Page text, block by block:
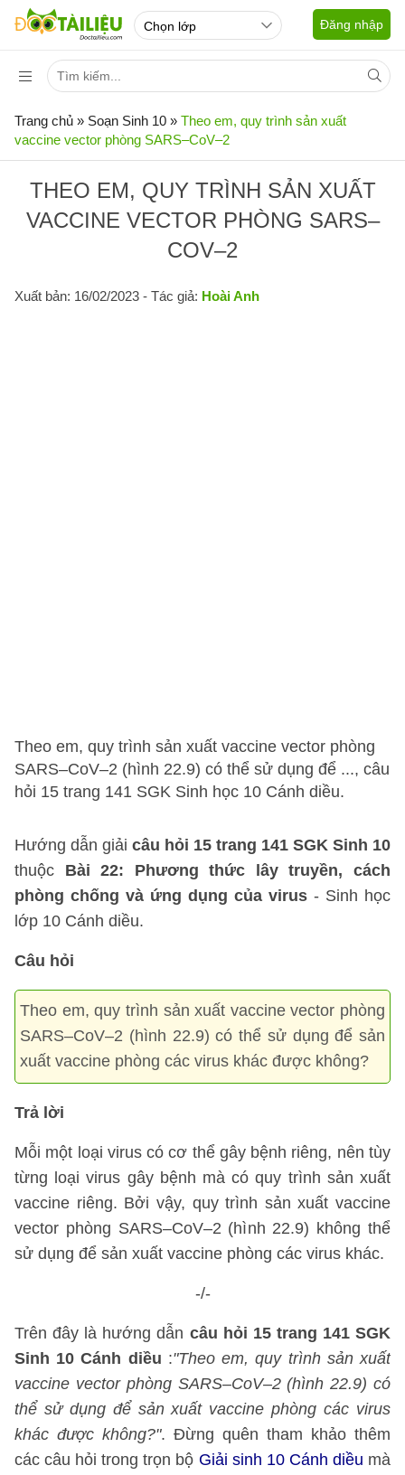
Đăng nhập
Trang chủ » Soạn Sinh 10 » Theo em, quy trình sản xuất
vaccine vector phòng SARS–CoV–2
THEO EM, QUY TRÌNH SẢN XUẤT
VACCINE VECTOR PHÒNG SARS–
COV–2
Xuất bản: 16/02/2023 - Tác giả: Hoài Anh
Theo em, quy trình sản xuất vaccine vector phòng
SARS–CoV–2 (hình 22.9) có thể sử dụng để ..., câu
hỏi 15 trang 141 SGK Sinh học 10 Cánh diều.
Hướng dẫn giải câu hỏi 15 trang 141 SGK Sinh 10
thuộc Bài 22: Phương thức lây truyền, cách
phòng chống và ứng dụng của virus - Sinh học
lớp 10 Cánh diều.
Câu hỏi
Theo em, quy trình sản xuất vaccine vector phòng
SARS–CoV–2 (hình 22.9) có thể sử dụng để sản
xuất vaccine phòng các virus khác được không?
Trả lời
Mỗi một loại virus có cơ thể gây bệnh riêng, nên tùy
từng loại virus gây bệnh mà có quy trình sản xuất
vaccine riêng. Bởi vậy, quy trình sản xuất vaccine
vector phòng SARS–CoV–2 (hình 22.9) không thể
sử dụng để sản xuất vaccine phòng các virus khác.
-/-
Trên đây là hướng dẫn câu hỏi 15 trang 141 SGK
Sinh 10 Cánh diều :"Theo em, quy trình sản xuất
vaccine vector phòng SARS–CoV–2 (hình 22.9) có
thể sử dụng để sản xuất vaccine phòng các virus
khác được không?". Đừng quên tham khảo thêm
các câu hỏi trong trọn bộ Giải sinh 10 Cánh diều mà